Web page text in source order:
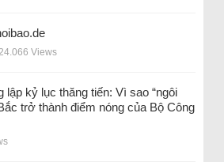
Views
lập kỷ lục thăng tiến: Vì sao “ngôi
trở thành điểm nóng của Bộ Công